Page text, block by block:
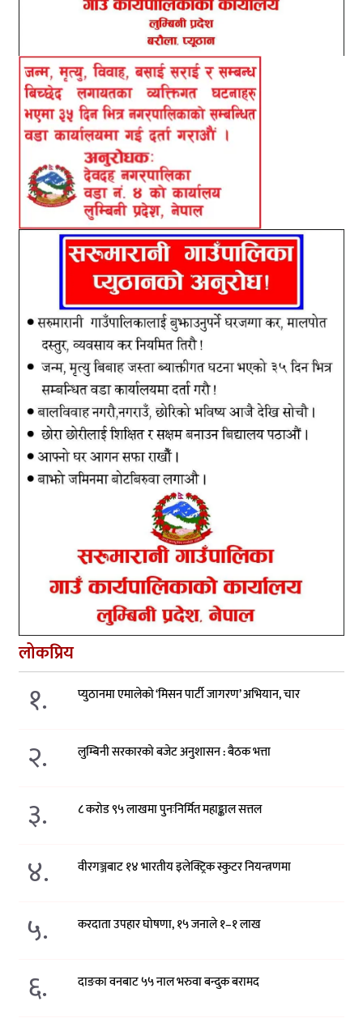
लोकप्रिय
१. प्युठानमा एमालेको ‘मिसन पार्टी जागरण’ अभियान, चार
२. लुम्बिनी सरकारको बजेट अनुशासन : बैठक भत्ता
३. ८ करोड ९५ लाखमा पुनःनिर्मित महाङ्काल सत्तल
४. वीरगञ्जबाट १४ भारतीय इलेक्ट्रिक स्कुटर नियन्त्रणमा
५. करदाता उपहार घोषणा, १५ जनाले १–१ लाख
६. दाङका वनबाट ५५ नाल भरुवा बन्दुक बरामद